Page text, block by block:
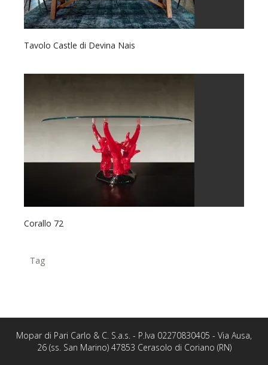
Tavolo Castle di Devina Nais
Corallo 72
Tag
Mopar di Pari Carlo & C. S.a.s. - P.Iva 02270830405 - Via Ausa,
26 (ss. San Marino) 47853 Cerasolo di Coriano (RN)